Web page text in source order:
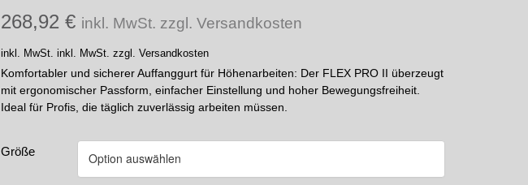
268,92 € inkl. MwSt. zzgl. Versandkosten
inkl. MwSt. inkl. MwSt. zzgl. Versandkosten
Komfortabler und sicherer Auffanggurt für Höhenarbeiten: Der FLEX PRO II überzeugt
mit ergonomischer Passform, einfacher Einstellung und hoher Bewegungsfreiheit.
Ideal für Profis, die täglich zuverlässig arbeiten müssen.
Größe